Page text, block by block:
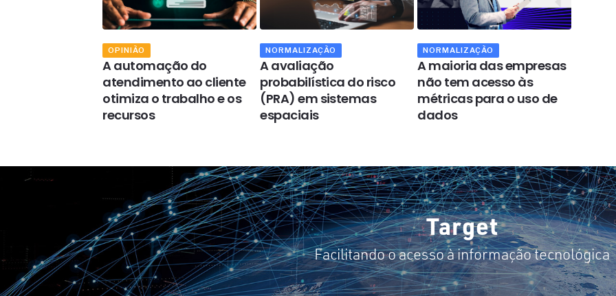
OPINIÃO
A automação do
atendimento ao cliente
otimiza o trabalho e os
recursos
NORMALIZAÇÃO
A avaliação
probabilística do risco
(PRA) em sistemas
espaciais
NORMALIZAÇÃO
A maioria das empresas
não tem acesso às
métricas para o uso de
dados
Target
Facilitando o acesso à informação tecnológica